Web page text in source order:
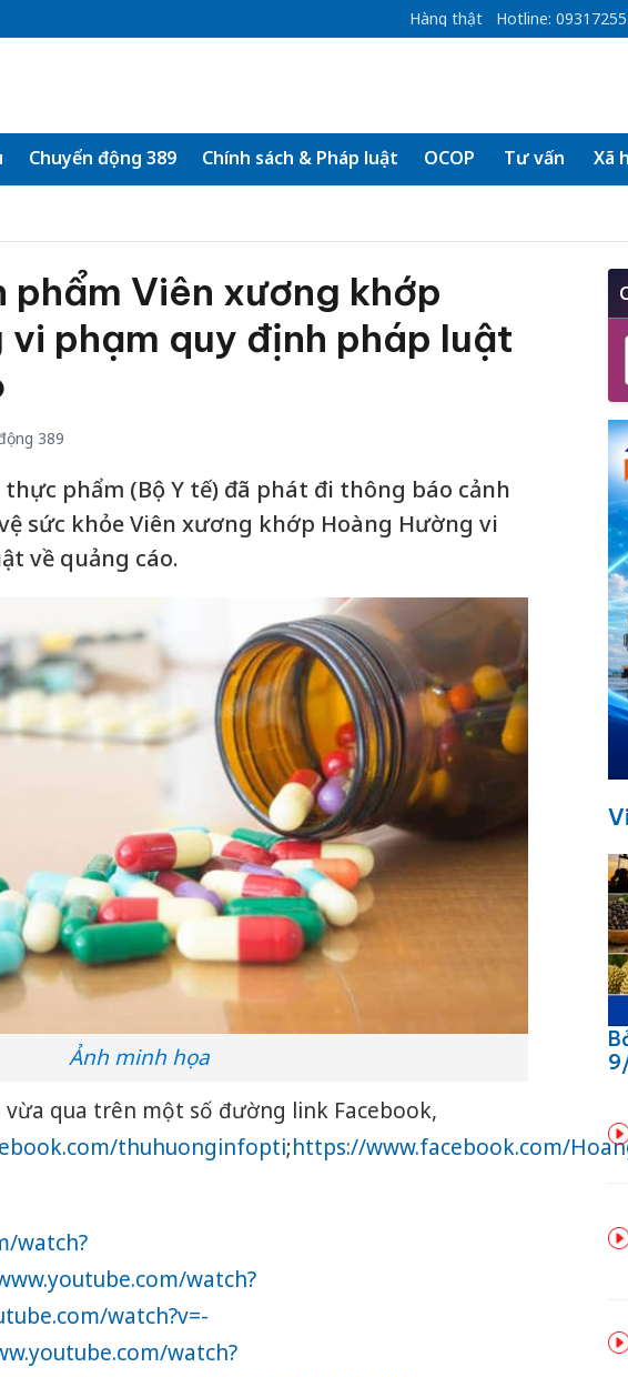
Hàng thật Hotline:
Chuyển động 389 Chính sách & Pháp luật OCOP Tư vấn Xã
phẩm Viên xương khớp
vi phạm quy định pháp luật
389
thực phẩm (Bộ Y tế) đã phát đi thông báo cảnh
sức khỏe Viên xương khớp Hoàng Hường vi
về quảng cáo.
Ảnh minh họa
qua trên một số đường link Facebook,
thuhuonginfopti;https://www.facebook.com/
watch?
watch?
watch?v=-
watch?